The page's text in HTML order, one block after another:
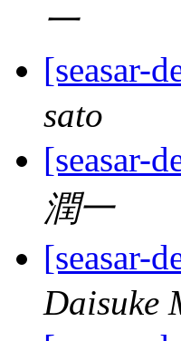
一
[seasar-
sato
[seasar-
潤一
[seasar-
Daisuke